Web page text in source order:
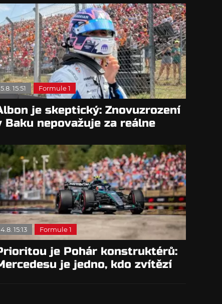
5.8. 15:51 Formule 1
je skeptický: Znovuzrození
Baku nepovažuje za reálne
4.8. 15:13 Formule 1
je Pohár konstruktérů:
je jedno, kdo zvítězí